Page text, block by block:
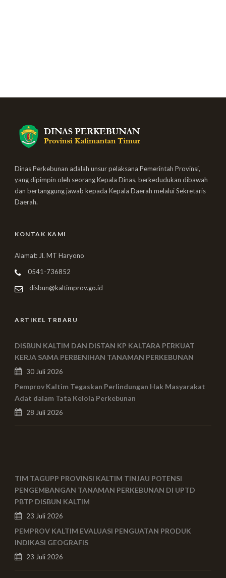
Dinas Perkebunan adalah unsur pelaksana Pemerintah Provinsi,
yang dipimpin oleh seorang Kepala Dinas, berkedudukan dibawah
dan bertanggung jawab kepada Kepala Daerah melalui Sekretaris
Daerah.
KONTAK KAMI
Alamat: Jl. MT Haryono
0541-736852
disbun@kaltimprov.go.id
ARTIKEL TRBARU
DISBUN KALTIM DAN DISTAN KP KALTARA PERKUAT
KERJA SAMA PERBENIHAN TANAMAN PERKEBUNAN
30 Juli 2026
Pemprov Kaltim Tegaskan Perlindungan Hak Masyarakat
Adat dalam Tata Kelola Perkebunan
28 Juli 2026
TIM TAGUPP PROVINSI KALTIM TINJAU POTENSI
PENGEMBANGAN TANAMAN PERKEBUNAN DI UPTD
PBTP DISBUN KALTIM
23 Juli 2026
PEMPROV KALTIM EVALUASI PENGUATAN PRODUK
INDIKASI GEOGRAFIS
23 Juli 2026